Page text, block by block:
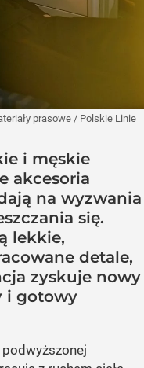
prasowe / Polskie Linie
i męskie
akcesoria
na wyzwania
się.
lekkie,
detale,
zyskuje nowy
i gotowy